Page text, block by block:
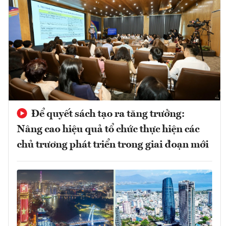
Để quyết sách tạo ra tăng trưởng:
Nâng cao hiệu quả tổ chức thực hiện các
chủ trương phát triển trong giai đoạn mới